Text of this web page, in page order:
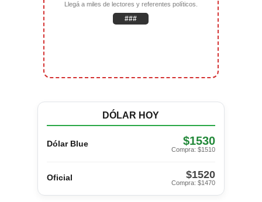
Llegá a miles de lectores y referentes políticos.
###
DÓLAR HOY
Dólar Blue $1530
Compra: $1510
Oficial $1520
Compra: $1470